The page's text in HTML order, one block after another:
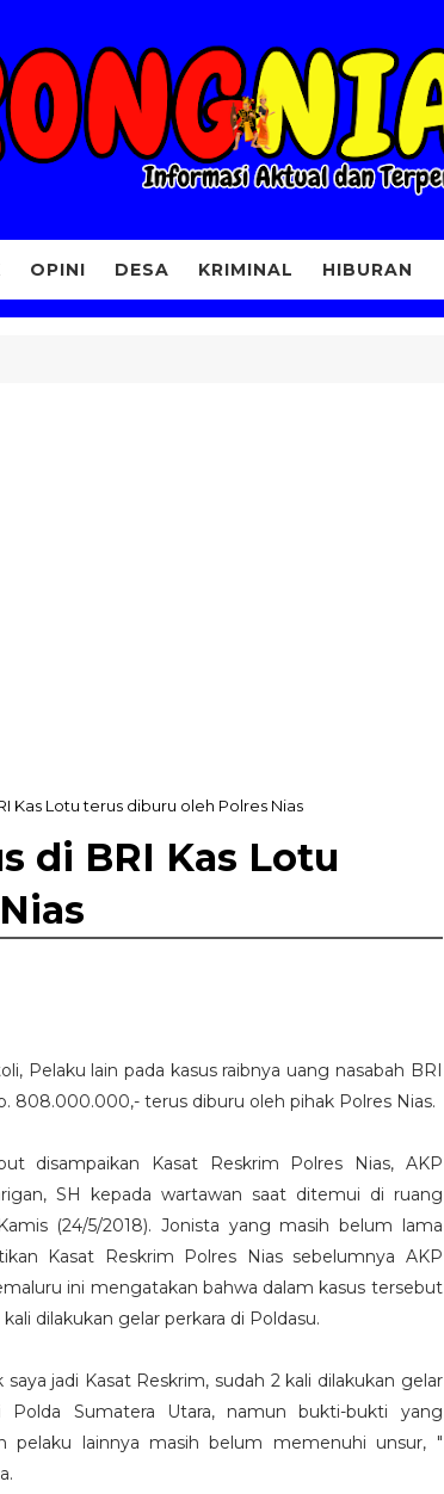
OPINI DESA KRIMINAL HIBURAN
Kas Lotu terus diburu oleh Polres Nias
di BRI Kas Lotu
Pelaku lain pada kasus raibnya uang nasabah BRI
808.000.000,- terus diburu oleh pihak Polres Nias.
disampaikan Kasat Reskrim Polres Nias, AKP
SH kepada wartawan saat ditemui di ruang
(24/5/2018). Jonista yang masih belum lama
Kasat Reskrim Polres Nias sebelumnya AKP
ini mengatakan bahwa dalam kasus tersebut
dilakukan gelar perkara di Poldasu.
saya jadi Kasat Reskrim, sudah 2 kali dilakukan gelar
Polda Sumatera Utara, namun bukti-bukti yang
pelaku lainnya masih belum memenuhi unsur, "